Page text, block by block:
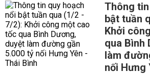
Thông
bật tuần
Khởi
qua Bình
làm
nối Hưng